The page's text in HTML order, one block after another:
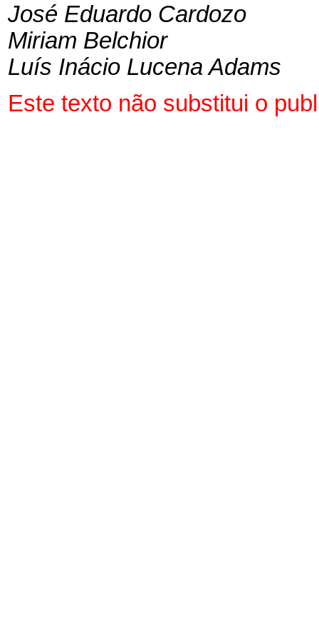
José Eduardo Cardozo
Miriam Belchior
Luís Inácio Lucena Adams
Este texto não substitui o